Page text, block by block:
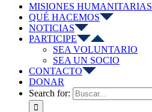
MISIONES HUMANITARIAS
QUÉ HACEMOS
NOTICIAS
PARTICIPE
SEA VOLUNTARIO
SEA UN SOCIO
CONTACTO
DONAR
Search for: